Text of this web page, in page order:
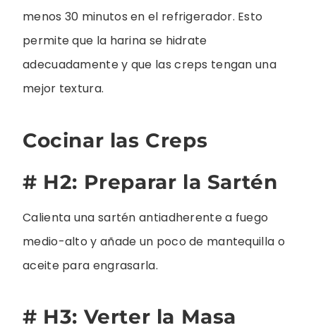
menos 30 minutos en el refrigerador. Esto
permite que la harina se hidrate
adecuadamente y que las creps tengan una
mejor textura.
Cocinar las Creps
# H2: Preparar la Sartén
Calienta una sartén antiadherente a fuego
medio-alto y añade un poco de mantequilla o
aceite para engrasarla.
# H3: Verter la Masa